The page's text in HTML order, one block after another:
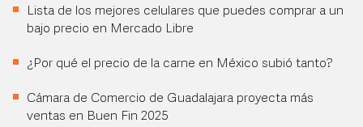
Lista de los mejores celulares que puedes comprar a un
bajo precio en Mercado Libre
¿Por qué el precio de la carne en México subió tanto?
Cámara de Comercio de Guadalajara proyecta más
ventas en Buen Fin 2025